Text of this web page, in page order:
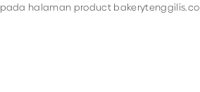
pada halaman product